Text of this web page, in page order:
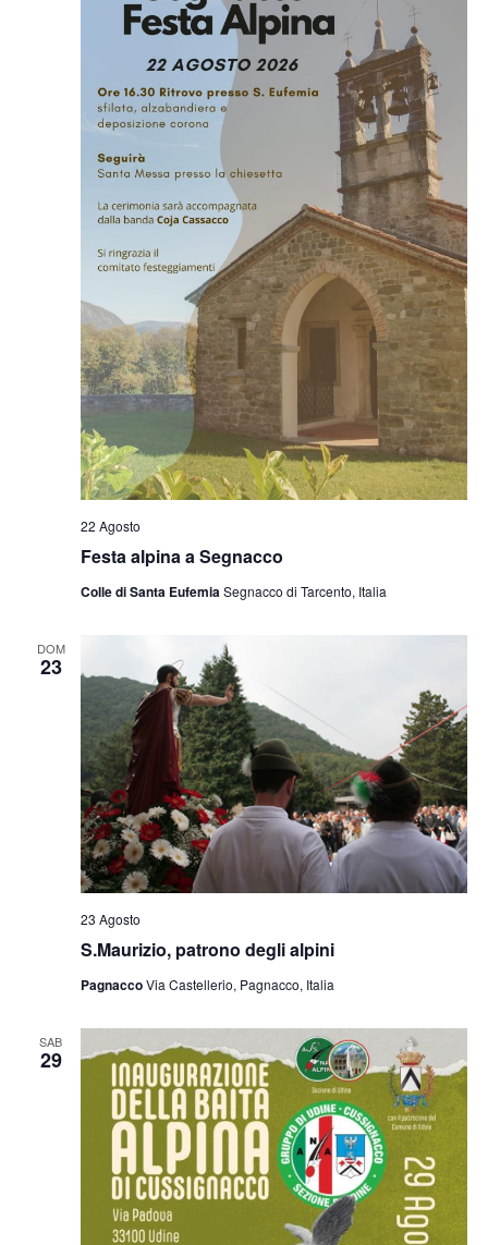
Festa alpina a Segnacco
22 Agosto
Colle di Santa EufemiaSegnacco di Tarcento, Italia
DOM
23
S.Maurizio, patrono degli alpini
23 Agosto
PagnaccoVia Castellerio, Pagnacco, Italia
SAB
29